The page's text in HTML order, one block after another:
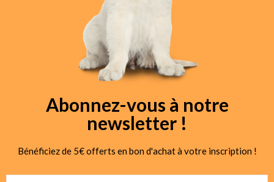
Abonnez-vous à notre
newsletter !
Bénéficiez de 5€ offerts en bon d'achat à votre inscription !